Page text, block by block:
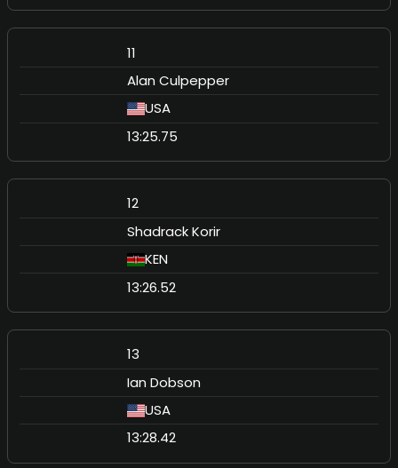
11
Alan Culpepper
USA
13:25.75
12
Shadrack Korir
KEN
13:26.52
13
Ian Dobson
USA
13:28.42